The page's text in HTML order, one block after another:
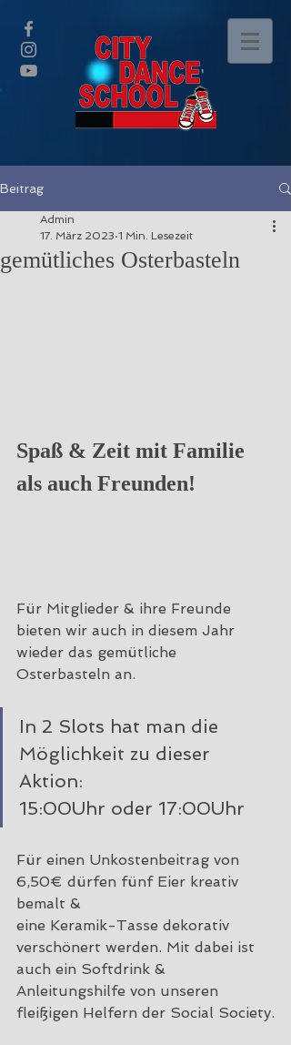
Beitrag
gemütliches Osterbasteln
Admin
17. März 2023 1 Min. Lesezeit
Spaß & Zeit mit Familie
als auch Freunden!
Für Mitglieder & ihre Freunde
bieten wir auch in diesem Jahr
wieder das gemütliche
Osterbasteln an.
In 2 Slots hat man die
Möglichkeit zu dieser
Aktion:
15:00Uhr oder 17:00Uhr
Für einen Unkostenbeitrag von
6,50€ dürfen fünf Eier kreativ
bemalt &
eine Keramik-Tasse dekorativ
verschönert werden. Mit dabei ist
auch ein Softdrink &
Anleitungshilfe von unseren
fleißigen Helfern der Social Society.